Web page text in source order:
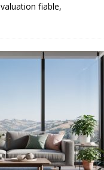
fiable,